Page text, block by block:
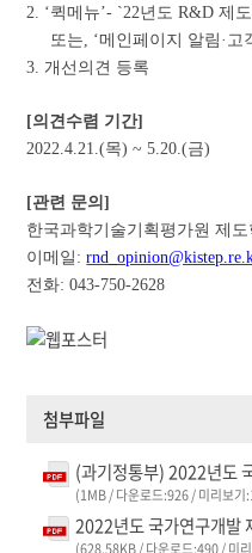
2. ‘퀵메뉴’- `22년도R&D제
또는 , ‘메인페이지 알림· 고
3. 개선의견 등록
[의견수렴 기간]
2022.4.21.(목) ~ 5.20.(금)
[관련 문의]
한국과학기술기획평가원 제도
이메일:
전화: 043-750-2628
첨부파일
(1MB / 다운로드:926 / 미리보기
(628.58KB / 다운로드:490 / 미